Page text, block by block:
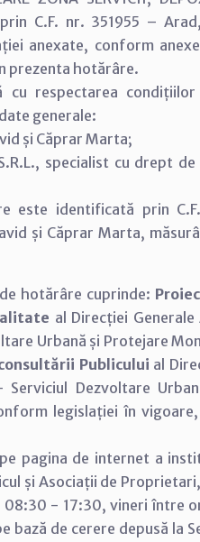
C.F. nr. 351955 –
anexate, conform
prezenta hotărâre.
cu respectarea
generale:
și Căprar Marta;
specialist cu drept de
este identificată prin
și Căprar Marta,
hotărâre cuprinde:
al Direcției
Urbană și Protejare
Publicului al
Dezvoltare
legislației în
pagina de internet a
și Asociații de
- 17:30, vineri între
bază de cerere depusă la